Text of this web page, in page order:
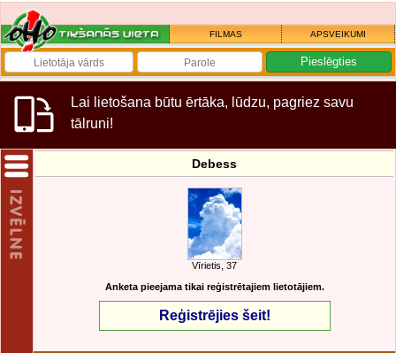
FILMAS APSVEIKUMI
Lai lietošana būtu ērtāka, lūdzu, pagriez savu
tālruni!
Debess
Vīrietis, 37
Anketa pieejama tikai reģistrētajiem lietotājiem.
Reģistrējies šeit!